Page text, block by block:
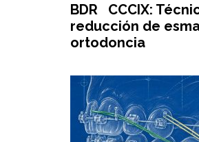
BDR CCCIX:
reducción de
ortodoncia